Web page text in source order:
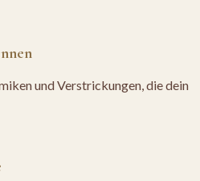
und Verstrickungen, die dein